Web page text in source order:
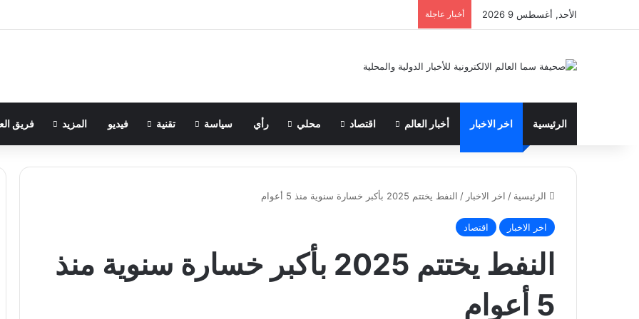
الأحد, أغسطس 9 2026 أخبار عاجلة
الرئيسية اخر الاخبار أخبار العالم اقتصاد محلي رأي سياسة تقنية فيديو المزيد فريق
الرئيسية / اخر الاخبار / النفط يختتم 2025 بأكبر خسارة سنوية منذ 5 أعوام
اخر الاخبار اقتصاد
النفط يختتم 2025 بأكبر خسارة سنوية منذ
5 أعوام